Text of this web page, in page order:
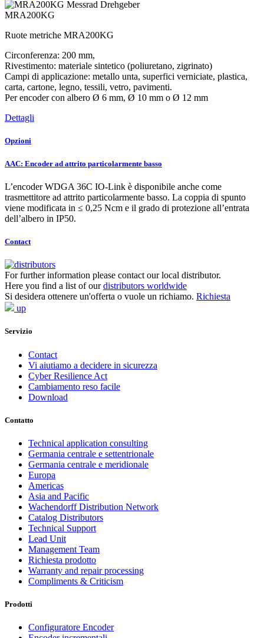
MRA200KG
Ruote metriche MRA200KG
Circonferenza: 200 mm,
Rivestimento: materiale sintetico (poliuretano, zigrinato)
Campi di applicazione: metallo unta, superfici verniciate, plastica,
carta, cartone, legno, tessili, vetro, pavimenti.
Per encoder con albero Ø 6 mm, Ø 10 mm o Ø 12 mm
Dettagli
Opzioni
AAC: Encoder ad attrito particolarmente basso
L’encoder WDGA 36C IO-Link è disponibile anche come
trasmettitore ad attrito particolarmente basso. La coppia di spunto
viene modificata in ≤ 0,25 Ncm e il grado di protezione all’entrata
dell’albero in IP50.
Contact
For further information please contact our local distributor.
Here you find a list of ourdistributors worldwide
Si desidera ottenere un'offerta o vuole un richiamo. Richiesta
up
Servizio
Contact
Vi aiutiamo a decidere in sicurezza
Cyber Resilience Act
Cambiamento reso facile
Download
Contatto
Technical application consulting
Germania centrale e settentrionale
Germania centrale e meridionale
Europa
Americas
Asia and Pacific
Wachendorff Distribution Network
Catalog Distributors
Technical Support
Lead Unit
Management Team
Richiesta prodotto
Warranty and repair processing
Compliments & Criticism
Prodotti
Configuratore Encoder